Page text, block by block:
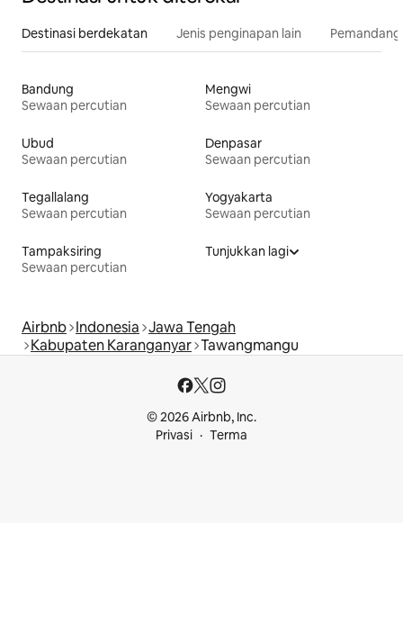
Destinasi berdekatan Jenis penginapan lain
Bandung
Sewaan percutian
Mengwi
Sewaan percutian
Ubud
Sewaan percutian
Denpasar
Sewaan percutian
Tegallalang
Sewaan percutian
Yogyakarta
Sewaan percutian
Tampaksiring
Sewaan percutian
Tunjukkan lagi
Airbnb Indonesia Jawa Tengah
Kabupaten Karanganyar Tawangmangu
© 2026 Airbnb, Inc.
Privasi
Terma